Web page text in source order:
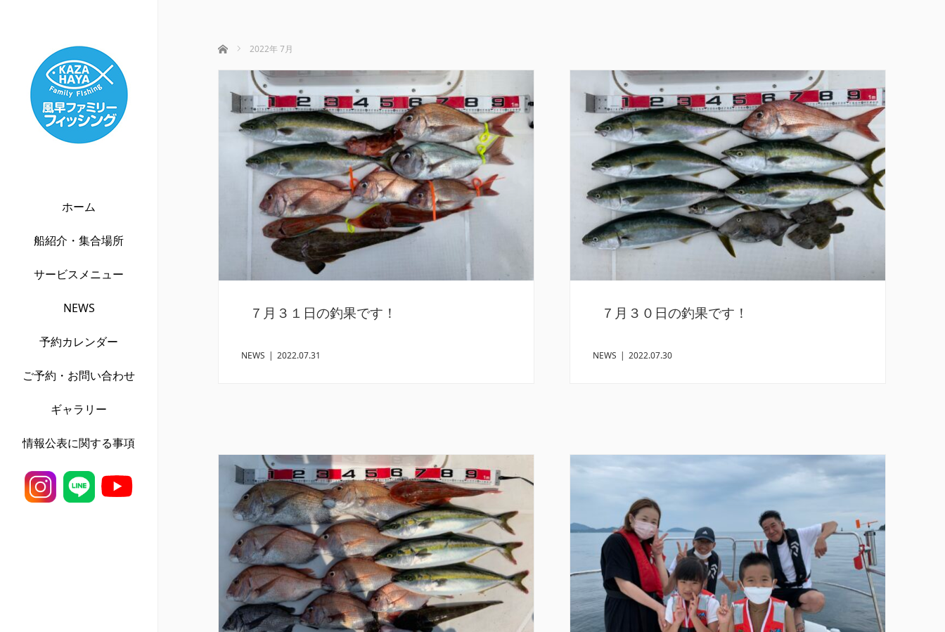
ホーム
船紹介・集合場所
サービスメニュー
NEWS
予約カレンダー
ご予約・お問い合わせ
ギャラリー
情報公表に関する事項
ホーム 2022年 7月
７月３１日の釣果です！
NEWS | 2022.07.31
７月３０日の釣果です！
NEWS | 2022.07.30